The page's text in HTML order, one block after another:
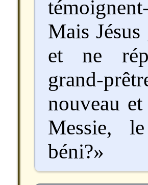
Mais
et ne
grand-
nouveau
Messie,
béni?»